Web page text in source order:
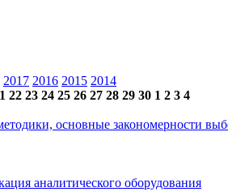
2017 2016 2015 2014
22 23 24 25 26 27 28 29 30 1 2 3 4
основные закономерности
аналитического оборудования